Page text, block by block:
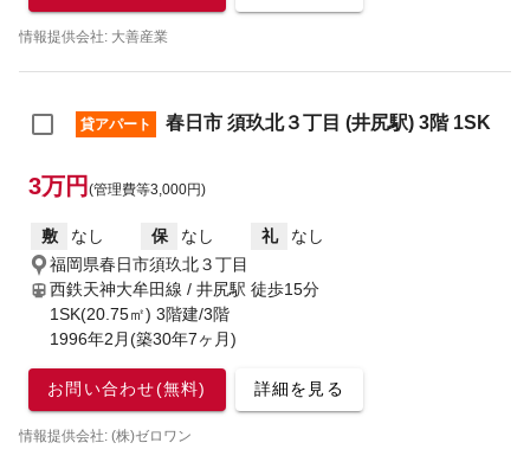
情報提供会社: 大善産業
貸アパート 春日市 須玖北３丁目 (井尻駅) 3階 1SK
3万円 (管理費等3,000円)
敷 なし 保 なし 礼
なし
福岡県春日市須玖北３丁目
西鉄天神大牟田線 / 井尻駅 徒歩15分
1SK(20.75㎡) 3階建/3階
1996年2月(築30年7ヶ月)
お問い合わせ(無料) 詳細を見る
情報提供会社: (株)ゼロワン